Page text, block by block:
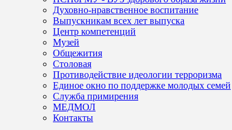
Духовно-нравственное воспитание
Выпускникам всех лет выпуска
Центр компетенций
Музей
Общежития
Столовая
Противодействие идеологии терроризма
Единое окно по поддержке молодых семей
Служба примирения
МЕДМОЛ
Контакты